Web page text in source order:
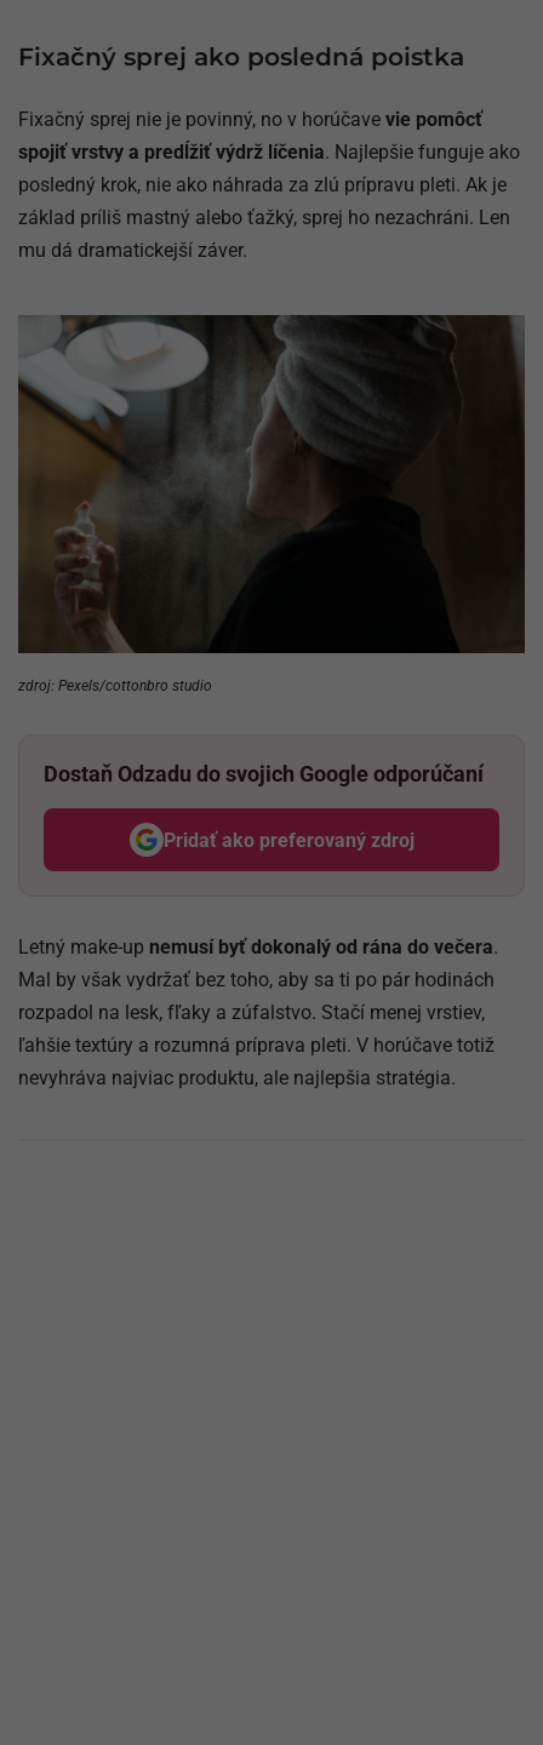
Fixačný sprej ako posledná poistka
Fixačný sprej nie je povinný, no v horúčave vie pomôcť
spojiť vrstvy a predĺžiť výdrž líčenia. Najlepšie funguje ako
posledný krok, nie ako náhrada za zlú prípravu pleti. Ak je
základ príliš mastný alebo ťažký, sprej ho nezachráni. Len
mu dá dramatickejší záver.
zdroj: Pexels/cottonbro studio
Dostaň Odzadu do svojich Google odporúčaní
Pridať ako preferovaný zdroj
Odzadu, odkaz sa otvorí v
Letný make-up nemusí byť dokonalý od rána do večera.
Mal by však vydržať bez toho, aby sa ti po pár hodinách
rozpadol na lesk, fľaky a zúfalstvo. Stačí menej vrstiev,
ľahšie textúry a rozumná príprava pleti. V horúčave totiž
nevyhráva najviac produktu, ale najlepšia stratégia.